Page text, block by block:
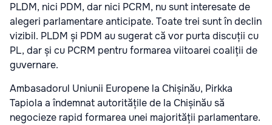
PLDM, nici PDM, dar nici PCRM, nu sunt interesate de
alegeri parlamentare anticipate. Toate trei sunt în declin
vizibil. PLDM și PDM au sugerat că vor purta discuții cu
PL, dar și cu PCRM pentru formarea viitoarei coaliții de
guvernare.
Ambasadorul Uniunii Europene la Chișinău, Pirkka
Tapiola a îndemnat autoritățile de la Chișinău să
negocieze rapid formarea unei majorității parlamentare.